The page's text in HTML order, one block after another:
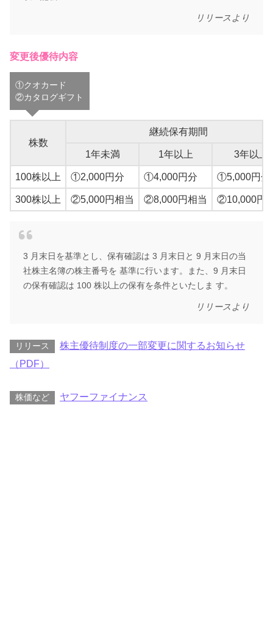
リリースより
変更後優待内容
①クオカード
②カタログギフト
株数
継続保有期間
1年未満 1年以上 3年以上
100株以上 ①2,000円分 ①4,000円分 ①5,000円分
300株以上 ②5,000円相当 ②8,000円相当 ②10,000円
3 月末日を基準とし、保有確認は 3 月末日と 9 月末日の当
社株主名簿の株主番号を 基準に行います。また、9 月末日
の保有確認は 100 株以上の保有を条件といたしま す。
リリースより
リリース
株主優待制度の一部変更に関するお知らせ
（PDF）
株価など ヤフーファイナンス